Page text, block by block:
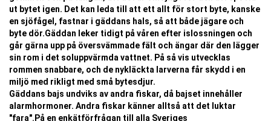
ut bytet igen. Det kan leda till att ett allt för stort byte, kanske
en sjöfågel, fastnar i gäddans hals, så att både jägare och
byte dör.Gäddan leker tidigt på våren efter islossningen och
går gärna upp på översvämmade fält och ängar där den lägger
sin rom i det soluppvärmda vattnet. På så vis utvecklas
rommen snabbare, och de nykläckta larverna får skydd i en
miljö med rikligt med små bytesdjur.
Gäddans bajs undviks av andra fiskar, då bajset innehåller
alarmhormoner. Andra fiskar känner alltså att det luktar
"fara".På en enkätförfrågan till alla Sveriges